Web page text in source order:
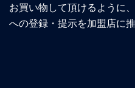
お買い物して頂けるように
への登録・提示を加盟店に